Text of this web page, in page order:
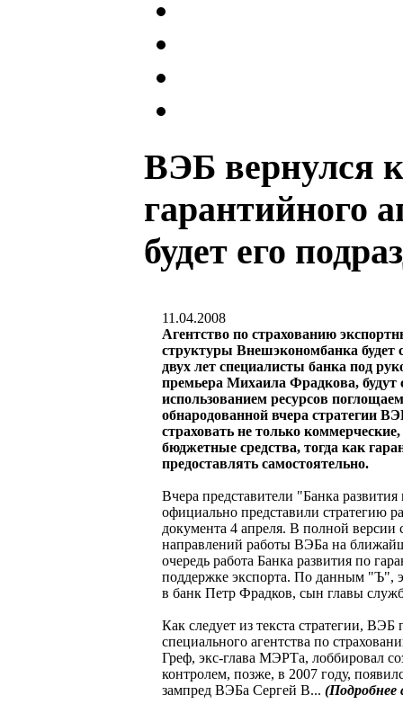
ВЭБ вернулся
гарантийного
будет его
11.04.2008
Агентство по страхованию
структуры Внешэкономбанка будет
двух лет специалисты банка под
премьера Михаила Фрадкова, будут
использованием ресурсов
обнародованной вчера стратегии
страховать не только
бюджетные средства, тогда как
предоставлять самостоятельно.
Вчера представители "Банка
официально представили стратегию
документа 4 апреля. В полной
направлений работы ВЭБа на
очередь работа Банка развития по
поддержке экспорта. По данным "Ъ",
в банк Петр Фрадков, сын главы
Как следует из текста стратегии,
специального агентства по
Греф, экс-глава МЭРТа, лоббировал
контролем, позже, в 2007 году,
зампред ВЭБа Сергей В...